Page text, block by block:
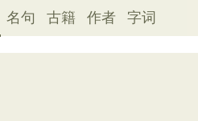
名句 古籍 作者 字词